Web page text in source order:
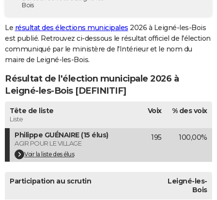
Destinations
City break
Voyage nature
Voyage de noces
Forum
GUIDES D'ACHAT
BONS PLANS
Carte de Noël
Carte Bonne année
Carte Saint-Valentin
Carte Pâques
Carte d'anniversaire
DICTIONNAIRE
Dictionnaire
Biographies
Citations
Expressions
Proverbes
PROGRAMME TV
COPAINS D'AVANT
S'inscrire
Se connecter
Lycées
Collèges
Primaires
Universités
Entreprises
Service militaire
Avis de recherche
AVIS DE DÉCÈS
Bricolage
Television
Bois
Le résultat des élections municipales 2026 à Leigné-les-Bois
est publié. Retrouvez ci-dessous le résultat officiel de l'élection
communiqué par le ministère de l'Intérieur et le nom du
maire de Leigné-les-Bois.
Résultat de l'élection municipale 2026 à
Leigné-les-Bois [DEFINITIF]
Tête de liste
Liste
Voix % des voix
Philippe GUÉNAIRE (15 élus)
AGIR POUR LE VILLAGE
Voir la liste des élus
195 100,00%
Participation au scrutin
Leigné-les-
Bois